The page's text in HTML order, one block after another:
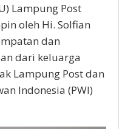
Lampung Post
oleh Hi. Solfian
dan
dari keluarga
Lampung Post dan
Indonesia (PWI)